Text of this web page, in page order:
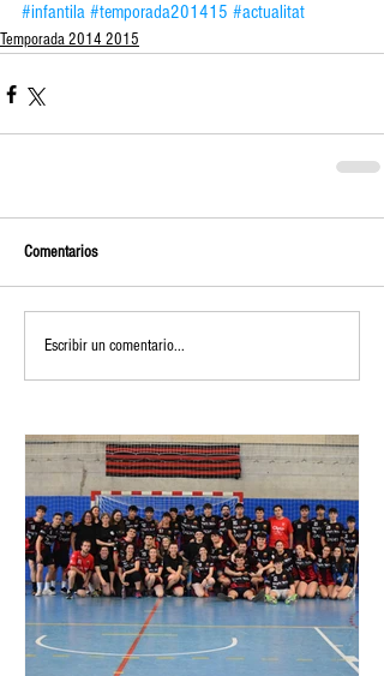
#infantila #temporada201415 #actualitat
Temporada 2014 2015
Comentarios
Escribir un comentario...